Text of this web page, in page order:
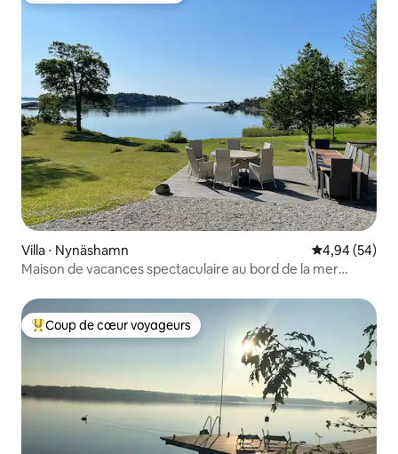
Villa ⋅ Nynäshamn Évaluation
4,94 (54)
Maison de vacances spectaculaire au bord de la mer
Coups de cœur voyageurs les plus appréciés
Coup de cœur voyageurs